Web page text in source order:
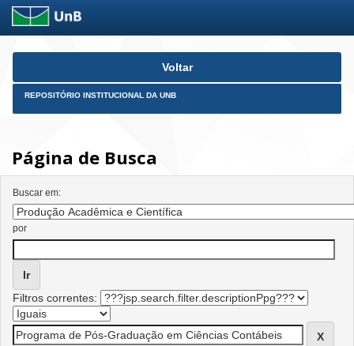
Skip
Voltar
REPOSITÓRIO INSTITUCIONAL DA UNB
Página de Busca
Buscar em:
por
Filtros correntes: